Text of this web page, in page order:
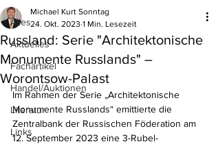
Alles
Aktuelles
Fachartikel
Handel/Auktionen
Literatur
Links
Russland: Serie "Architektonische
Monumente Russlands" –
Worontsow-Palast
Michael Kurt Sonntag
24. Okt. 2023 1 Min. Lesezeit
Im Rahmen der Serie „Architektonische
Monumente Russlands“ emittierte die
Zentralbank der Russischen Föderation am
12. September 2023 eine 3-Rubel-